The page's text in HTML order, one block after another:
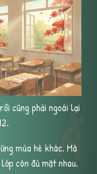
Ă
cũng phải ngoái lại
mùa hè khác. Mà
còn đủ mặt nhau.